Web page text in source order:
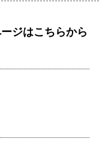
ジはこちらから